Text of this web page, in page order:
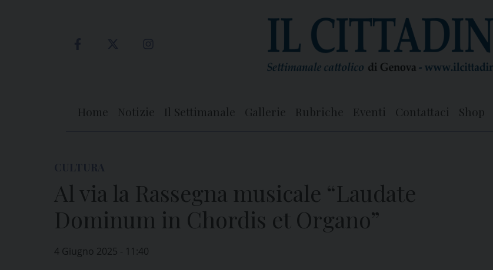
Home Notizie Il Settimanale Gallerie Rubriche Eventi Contattaci Shop
Al via la Rassegna musicale “Laudate
Dominum in Chordis et Organo”
4 Giugno 2025 - 11:40